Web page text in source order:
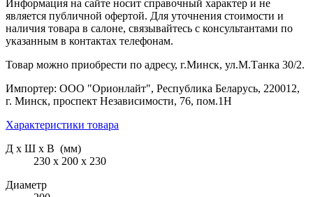
Информация на сайте носит справочный характер и не
является публичной офертой. Для уточнения стоимости и
наличия товара в салоне, связывайтесь с консультантами по
указанным в контактах телефонам.
Товар можно приобрести по адресу, г.Минск, ул.М.Танка 30/2.
Импортер: ООО "Орионлайт", Республика Беларусь, 220012,
г. Минск, проспект Независимости, 76, пом.1Н
Характеристики товара
Д х Ш х В (мм)
230 х 200 х 230
Диаметр